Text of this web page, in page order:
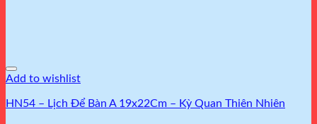
Add to wishlist
HN54 – Lịch Để Bàn A 19x22Cm – Kỳ Quan Thiên Nhiên